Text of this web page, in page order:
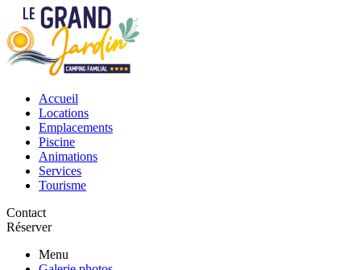
Accueil
Locations
Emplacements
Piscine
Animations
Services
Tourisme
Contact
Réserver
Menu